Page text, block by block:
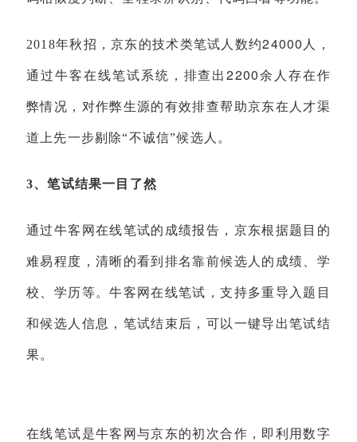
2018年秋招，京东的技术类笔试人数约24000 人，
通过牛客在线笔试系统，排查出2200余人存在作
弊情况，对作弊生源的有效排查帮助京东在人才渠
道上先一步剔除“不诚信”候选人。
3、笔试结果一目了然
通过牛客网在线笔试的成绩报告，京东根据题目的
难易程度，清晰的看到排名靠前候选人的成绩、学
校、学历等。牛客网在线笔试，支持多重导入题目
和候选人信息，笔试结束后，可以一键导出笔试结
果。
在线笔试是牛客网与京东的初次合作，即利用数字